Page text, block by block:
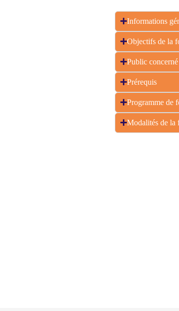
Informations
Objectifs de la
Public concerné
Prérequis
Programme de
Modalités de la